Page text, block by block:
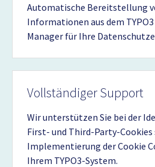
Automatische Bereitstellung
Informationen aus dem
Manager für Ihre
Vollständiger Support
Wir unterstützen Sie bei der
First- und Third-Party-Cookies
Implementierung der Cookie
Ihrem TYPO3-System.